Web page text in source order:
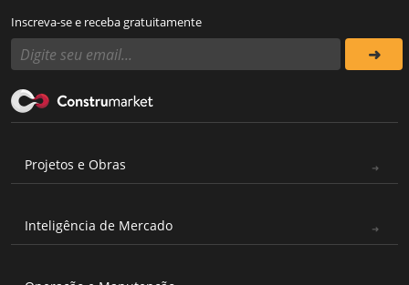
Inscreva-se e receba gratuitamente
Projetos e Obras
Inteligência de Mercado